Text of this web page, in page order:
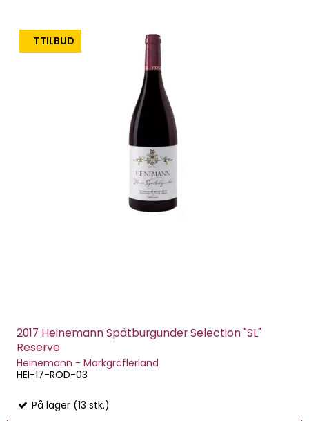
TILBUD
2017 Heinemann Spätburgunder Selection "SL"
Reserve
Heinemann - Markgräflerland
HEI-17-ROD-03
På lager (13 stk.)